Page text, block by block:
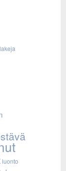
luonto